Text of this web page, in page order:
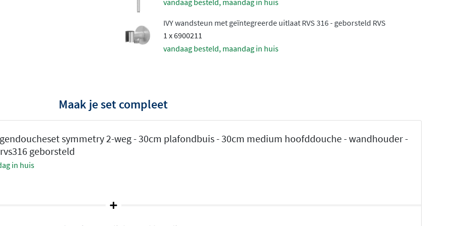
voor de hoofddouche.
glijstangwaarmee je
voor een minimalistische
comfort
vandaag besteld, maandag in huis
IVY wandsteun met geïntegreerde uitlaat RVS 316 - geborsteld RVS
1 x 6900211
vandaag besteld, maandag in huis
Maak je set compleet
symmetry 2-weg - 30cm plafondbuis - 30cm medium hoofddouche - wandhouder -
geborsteld
in huis